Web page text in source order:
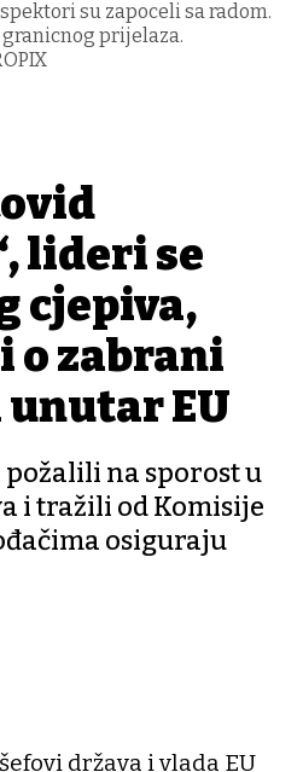
su zapoceli sa radom.
prijelaza.
lideri se
cjepiva,
o zabrani
EU
na sporost u
i tražili od Komisije
osiguraju
država i vlada EU